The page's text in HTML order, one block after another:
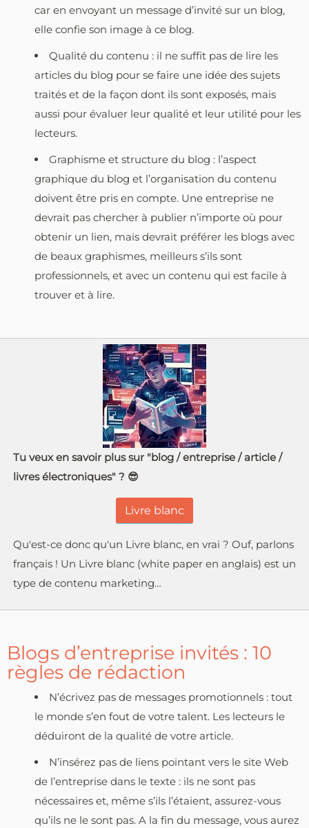
car en envoyant un message d’invité sur un blog,
elle confie son image à ce blog.
Qualité du contenu : il ne suffit pas de lire les
articles du blog pour se faire une idée des sujets
traités et de la façon dont ils sont exposés, mais
aussi pour évaluer leur qualité et leur utilité pour les
lecteurs.
Graphisme et structure du blog : l’aspect
graphique du blog et l’organisation du contenu
doivent être pris en compte. Une entreprise ne
devrait pas chercher à publier n’importe où pour
obtenir un lien, mais devrait préférer les blogs avec
de beaux graphismes, meilleurs s’ils sont
professionnels, et avec un contenu qui est facile à
trouver et à lire.
Tu veux en savoir plus sur "blog / entreprise / article /
livres électroniques" ? 😎
Livre blanc
Qu'est-ce donc qu'un Livre blanc, en vrai ? Ouf, parlons
français ! Un Livre blanc (white paper en anglais) est un
type de contenu marketing…
Blogs d’entreprise invités : 10
règles de rédaction
N’écrivez pas de messages promotionnels : tout
le monde s’en fout de votre talent. Les lecteurs le
déduiront de la qualité de votre article.
N’insérez pas de liens pointant vers le site Web
de l’entreprise dans le texte : ils ne sont pas
nécessaires et, même s’ils l’étaient, assurez-vous
qu’ils ne le sont pas. A la fin du message, vous aurez